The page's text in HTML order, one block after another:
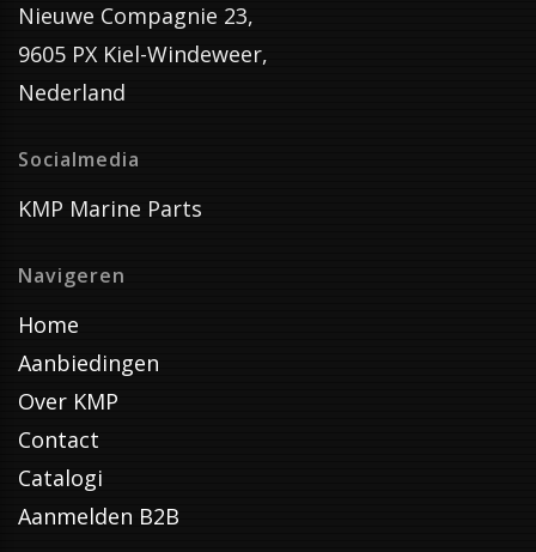
Nieuwe Compagnie 23,
9605 PX Kiel-Windeweer,
Nederland
Socialmedia
KMP Marine Parts
Navigeren
Home
Aanbiedingen
Over KMP
Contact
Catalogi
Aanmelden B2B